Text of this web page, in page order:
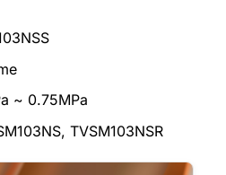
~ 0.75MPa
TVSM103NSR